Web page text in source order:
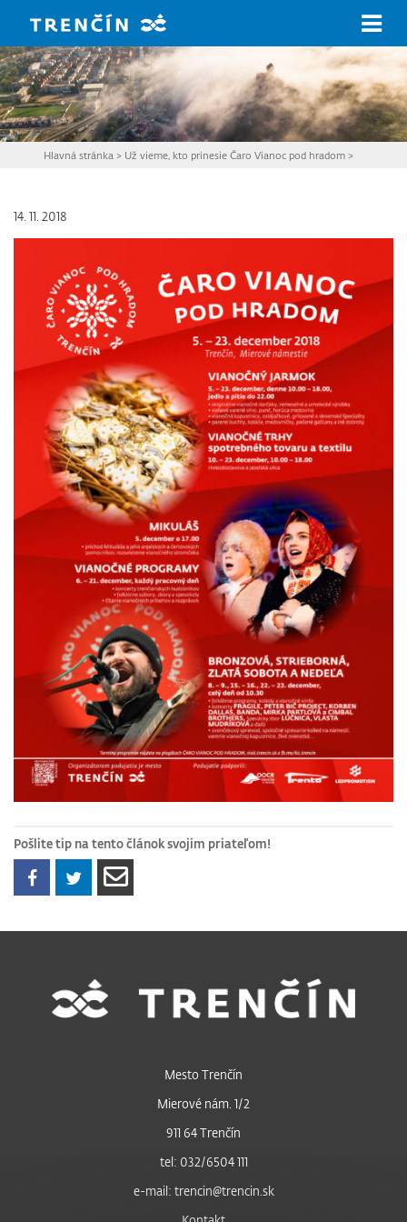
Hlavná stránka > Už vieme, kto prinesie Čaro Vianoc pod hradom>
14. 11. 2018
Pošlite tip na tento článok svojim priateľom!
Mesto Trenčín
Mierové nám. 1/2
911 64 Trenčín
tel: 032/6504 111
e-mail: trencin@trencin.sk